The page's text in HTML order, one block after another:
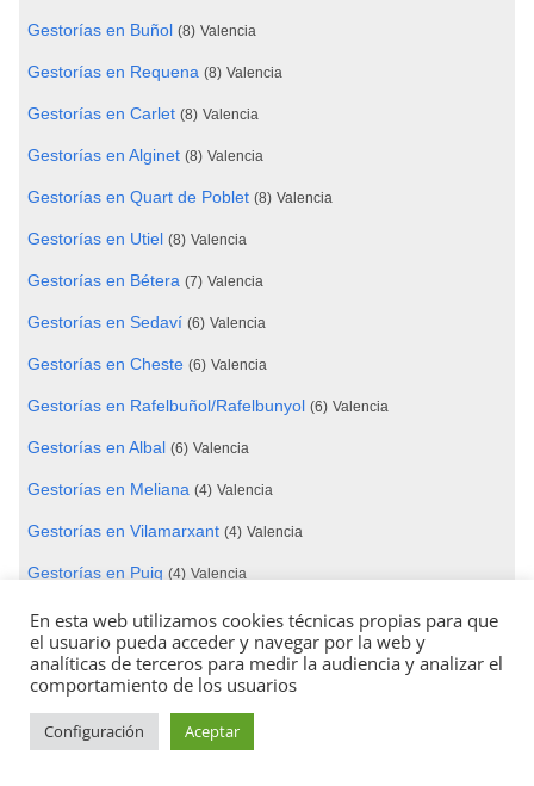
Gestorías en Buñol (8) Valencia
Gestorías en Requena (8) Valencia
Gestorías en Carlet (8) Valencia
Gestorías en Alginet (8) Valencia
Gestorías en Quart de Poblet (8) Valencia
Gestorías en Utiel (8) Valencia
Gestorías en Bétera (7) Valencia
Gestorías en Sedaví (6) Valencia
Gestorías en Cheste (6) Valencia
Gestorías en Rafelbuñol/Rafelbunyol (6) Valencia
Gestorías en Albal (6) Valencia
Gestorías en Meliana (4) Valencia
Gestorías en Vilamarxant (4) Valencia
Gestorías en Puig (4) Valencia
Gestorías en Chiva (4) Valencia
Gestorías en Godella (4) Valencia
Gestorías en Pedralba
Gestorías en Foios (1) Valencia
En esta web utilizamos cookies técnicas propias para que
el usuario pueda acceder y navegar por la web y
analíticas de terceros para medir la audiencia y analizar el
comportamiento de los usuarios
Configuración Aceptar